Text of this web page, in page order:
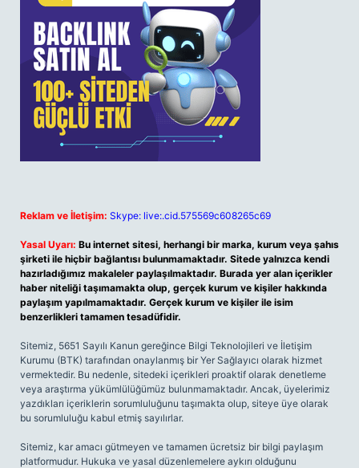
Reklam ve İletişim: Skype: live:.cid.575569c608265c69
Yasal Uyarı: Bu internet sitesi, herhangi bir marka, kurum veya şahıs
şirketi ile hiçbir bağlantısı bulunmamaktadır. Sitede yalnızca kendi
hazırladığımız makaleler paylaşılmaktadır. Burada yer alan içerikler
haber niteliği taşımamakta olup, gerçek kurum ve kişiler hakkında
paylaşım yapılmamaktadır. Gerçek kurum ve kişiler ile isim
benzerlikleri tamamen tesadüfidir.
Sitemiz, 5651 Sayılı Kanun gereğince Bilgi Teknolojileri ve İletişim
Kurumu (BTK) tarafından onaylanmış bir Yer Sağlayıcı olarak hizmet
vermektedir. Bu nedenle, sitedeki içerikleri proaktif olarak denetleme
veya araştırma yükümlülüğümüz bulunmamaktadır. Ancak, üyelerimiz
yazdıkları içeriklerin sorumluluğunu taşımakta olup, siteye üye olarak
bu sorumluluğu kabul etmiş sayılırlar.
Sitemiz, kar amacı gütmeyen ve tamamen ücretsiz bir bilgi paylaşım
platformudur. Hukuka ve yasal düzenlemelere aykırı olduğunu